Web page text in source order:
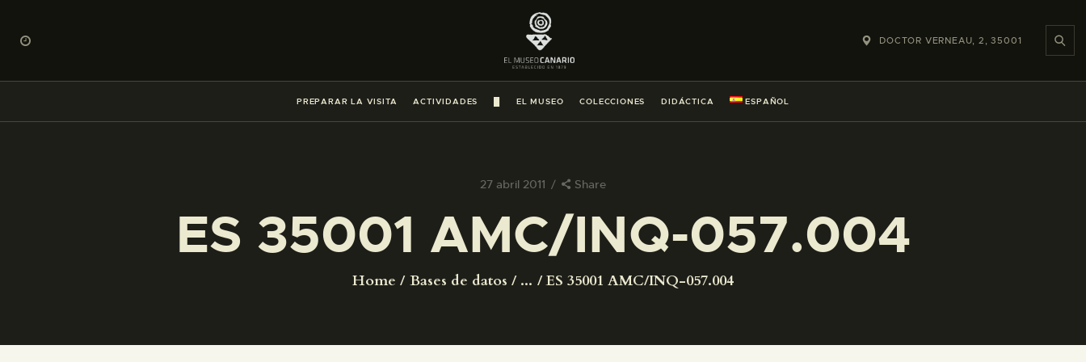
DOCTOR VERNEAU, 2, 35001
PREPARAR LA VISITA ACTIVIDADES EL MUSEO COLECCIONES DIDÁCTICA ESPAÑOL
27 abril 2011 Share
ES 35001 AMC/INQ-057.004
Home Bases de datos ... ES 35001 AMC/INQ-057.004
PREPARAR LA VISITA
ACTIVIDADES
█
COLECCIONES
DIDÁCTICA